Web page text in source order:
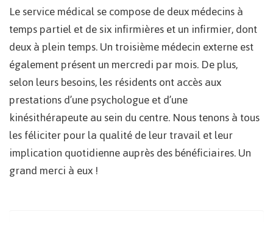
Le service médical se compose de deux médecins à
temps partiel et de six infirmières et un infirmier, dont
deux à plein temps. Un troisième médecin externe est
également présent un mercredi par mois. De plus,
selon leurs besoins, les résidents ont accès aux
prestations d’une psychologue et d’une
kinésithérapeute au sein du centre. Nous tenons à tous
les féliciter pour la qualité de leur travail et leur
implication quotidienne auprès des bénéficiaires. Un
grand merci à eux !